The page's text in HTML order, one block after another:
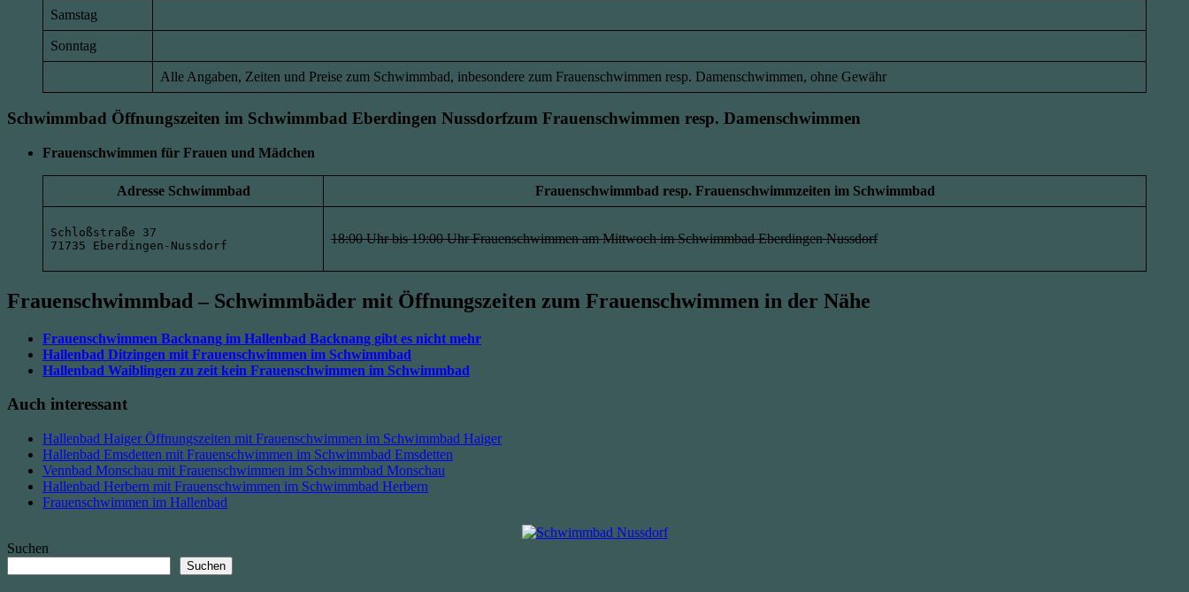
Samstag
Sonntag
Alle Angaben, Zeiten und Preise zum Schwimmbad, inbesondere zum Frauenschwimmen resp. Damenschwimmen, ohne Gewähr
Schwimmbad Öffnungszeiten im Schwimmbad Eberdingen Nussdorfzum Frauenschwimmen resp. Damenschwimmen
Frauenschwimmen für Frauen und Mädchen
Adresse Schwimmbad Frauenschwimmbad resp. Frauenschwimmzeiten im Schwimmbad
Schloßstraße 37
71735 Eberdingen-Nussdorf
18:00 Uhr bis 19:00 Uhr Frauenschwimmen am Mittwoch imSchwimmbad Eberdingen Nussdorf
Frauenschwimmbad – Schwimmbäder mit Öffnungszeiten zum Frauenschwimmen in der Nähe
Frauenschwimmen Backnang im Hallenbad Backnang gibt es nicht mehr
Hallenbad Ditzingen mit Frauenschwimmen im Schwimmbad
Hallenbad Waiblingen zu zeit kein Frauenschwimmen im Schwimmbad
Auch interessant
Hallenbad Haiger Öffnungszeiten mit Frauenschwimmen im Schwimmbad Haiger
Hallenbad Emsdetten mit Frauenschwimmen im Schwimmbad Emsdetten
Vennbad Monschau mit Frauenschwimmen im Schwimmbad Monschau
Hallenbad Herbern mit Frauenschwimmen im Schwimmbad Herbern
Frauenschwimmen im Hallenbad
Suchen
Suchen